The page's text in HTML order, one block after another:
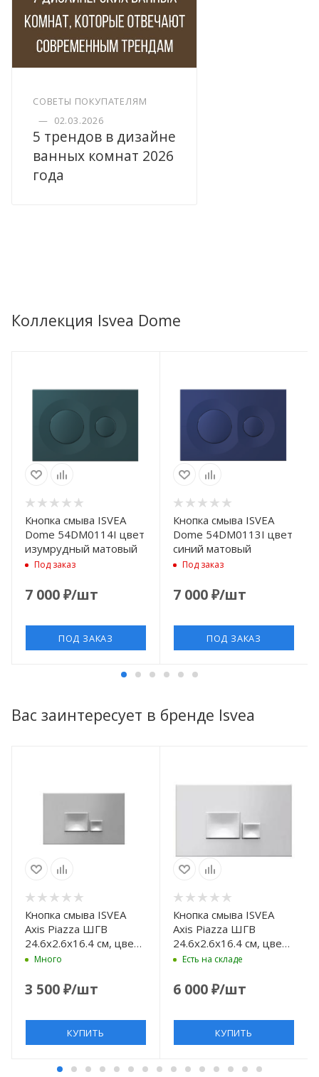
СОВЕТЫ ПОКУПАТЕЛЯМ
— 02.03.2026
5 трендов в дизайне
ванных комнат 2026
года
Коллекция Isvea Dome
Кнопка смыва ISVEA
Dome 54DM0114I цвет
изумрудный матовый
Под заказ
7 000₽/шт
ПОД ЗАКАЗ
Кнопка смыва ISVEA
Dome 54DM0113I цвет
синий матовый
Под заказ
7 000₽/шт
ПОД ЗАКАЗ
Вас заинтересует в бренде Isvea
Кнопка смыва ISVEA
Axis Piazza ШГВ
24.6x2.6x16.4 см, цвет
хром
Много
3 500₽/шт
КУПИТЬ
Кнопка смыва ISVEA
Axis Piazza ШГВ
24.6x2.6x16.4 см, цвет
белый матовый
Есть на складе
6 000₽/шт
КУПИТЬ